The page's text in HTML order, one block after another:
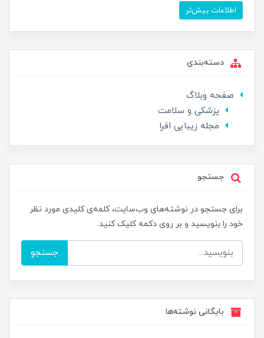
اطلاعات بیش‌تر
دسته‌بندی
صفحه وبلاگ
پزشکی و سلامت
مجله زیبایی افرا
جستجو
برای جستجو در نوشته‌های وب‌سایت، کلمه‌ی کلیدی مورد نظر
خود را بنویسید و بر روی دکمه کلیک کنید.
جستجو
بایگانی نوشته‌ها